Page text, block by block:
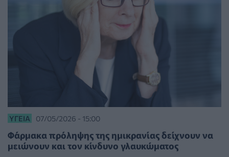
ΥΓΕΊΑ 07/05/2026 - 15:00
Φάρμακα πρόληψης της ημικρανίας δείχνουν να
μειώνουν και τον κίνδυνο γλαυκώματος